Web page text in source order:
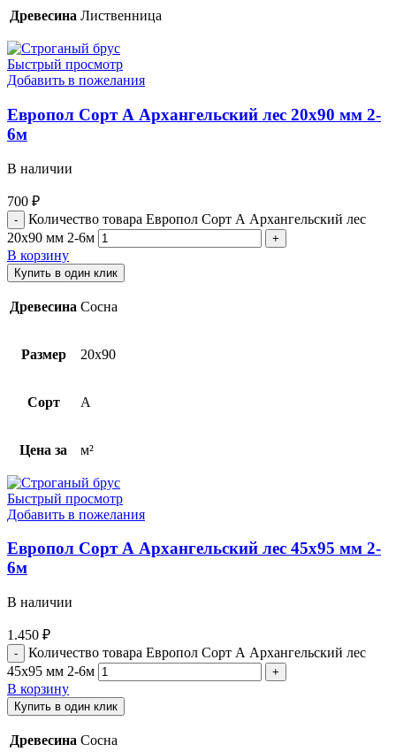
Древесина Лиственница
Быстрый просмотр
Добавить в пожелания
Европол Cорт А Архангельский лес 20х90 мм 2-
6м
В наличии
700 ₽
Количество товара Европол Cорт А Архангельский лес
20х90 мм 2-6м
В корзину
Купить в один клик
Древесина Сосна
Размер 20х90
Сорт A
Цена за м²
Быстрый просмотр
Добавить в пожелания
Европол Cорт А Архангельский лес 45х95 мм 2-
6м
В наличии
1.450 ₽
Количество товара Европол Cорт А Архангельский лес
45х95 мм 2-6м
В корзину
Купить в один клик
Древесина Сосна